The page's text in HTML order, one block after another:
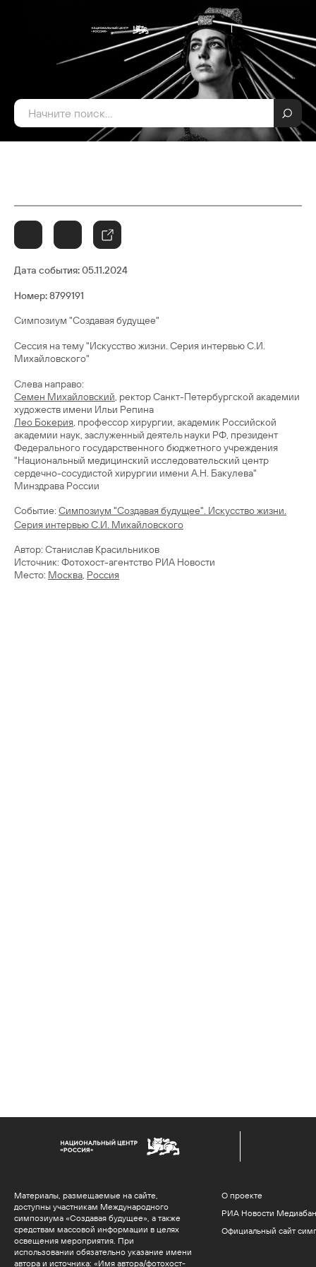
Дата события:05.11.2024
Номер: 8799191
Симпозиум "Создавая будущее"
Сессия на тему "Искусство жизни. Серия интервью С.И.
Михайловского"
Семен Михайловский, ректор Санкт-Петербургской академии
Лео Бокерия, профессор хирургии, академик Российской
академии наук, заслуженный деятель науки РФ, президент
Федерального государственного бюджетного учреждения
"Национальный медицинский исследовательский центр
сердечно-сосудистой хирургии имени А.Н. Бакулева"
Минздрава России
Cобытие: Симпозиум "Создавая будущее". Искусство жизни.
Серия интервью С.И. Михайловского
Автор: Станислав Красильников
Источник: Фотохост-агентство РИА Новости
Место: Москва, Россия
Материалы, размещаемые на сайте,
доступны участникам Международного
симпозиума «Создавая будущее», а также
средствам массовой информации в целях
освещения мероприятия. При
использовании обязательно указание имени
автора и источника: «Имя автора/фотохост-
О проекте
РИА Новости
Официальный сайт